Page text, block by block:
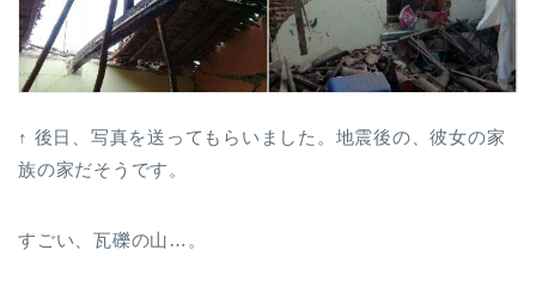
↑ 後日、写真を送ってもらいました。地震後の、彼女の家
族の家だそうです。
すごい、瓦礫の山…。